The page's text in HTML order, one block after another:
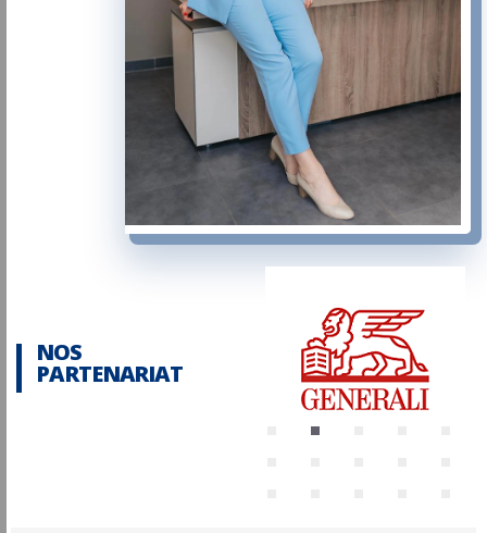
NOS
PARTENARIAT